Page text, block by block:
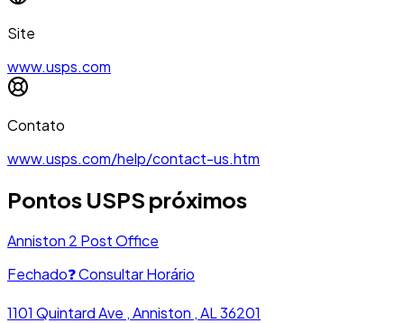
Site
www.usps.com
Contato
www.usps.com/help/contact-us.htm
Pontos USPS próximos
Anniston 2 Post Office
Fechado❓Consultar Horário
1101 Quintard Ave , Anniston , AL 36201